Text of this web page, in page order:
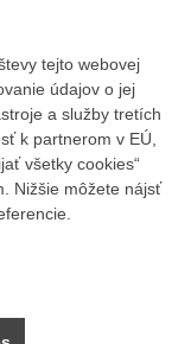
tejto webovej
údajov o jej
a služby tretích
k partnerom v EÚ,
všetky cookies“
Nižšie môžete nájsť